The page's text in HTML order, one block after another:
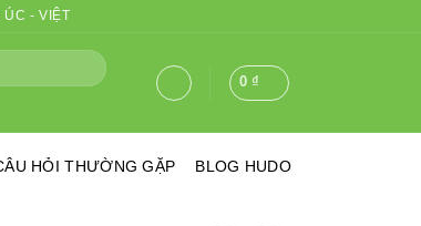
- VIỆT
0₫
HỎI THƯỜNG GẶP BLOG HUDO